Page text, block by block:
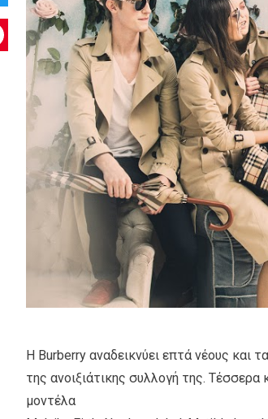
Pinterest
Η Burberry αναδεικνύει επτά νέους και
της ανοιξιάτικης συλλογή της.
μοντέλα